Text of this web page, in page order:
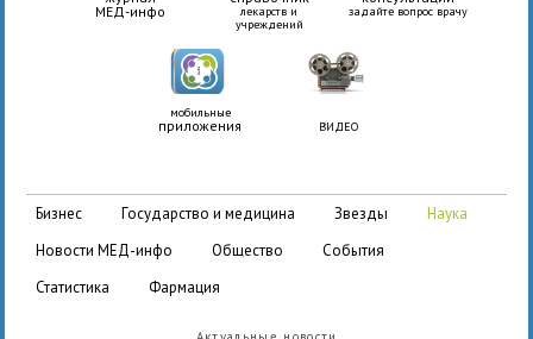
МЕД-инфо
лекарств и
учреждений
задайте вопрос врачу
мобильные
приложения ВИДЕО
бизнес государство и медицина звезды
наука
новости МЕД-инфо
общество
события
статистика
фармация